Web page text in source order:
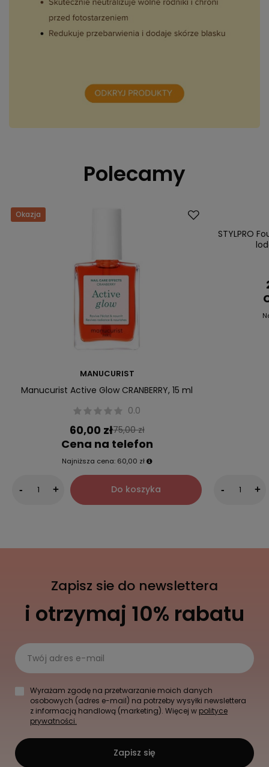
Polecamy
Okazja
MANUCURIST
Manucurist Active Glow CRANBERRY, 15 ml
0.0
60,00 zł75,00 zł
Cena na telefon
Najniższa cena: 60,00 zł
- + Do koszyka
Okazja
STYLPRO
- +
Zapisz sie do newslettera
i otrzymaj 10% rabatu
Twój adres e-mail
Wyrażam zgodę na przetwarzanie moich danych
osobowych (adres e-mail) na potrzeby wysyłki newslettera
z informacją handlową (marketing). Więcej w polityce
prywatności.
Zapisz się